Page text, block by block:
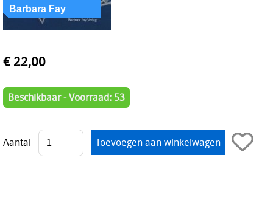
€ 22,00
Beschikbaar - Voorraad: 53
Aantal